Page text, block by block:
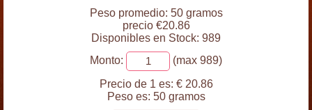
Peso promedio: 50 gramos
precio €20.86
Disponibles en Stock: 989
Monto:
(max 989)
Precio de 1 es: € 20.86
Peso es: 50 gramos